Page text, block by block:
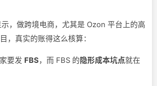
，做跨境电商，尤其是 Ozon 平台上的高
，真实的账得这么核算：
要发 FBS，而 FBS 的隐形成本坑点就在